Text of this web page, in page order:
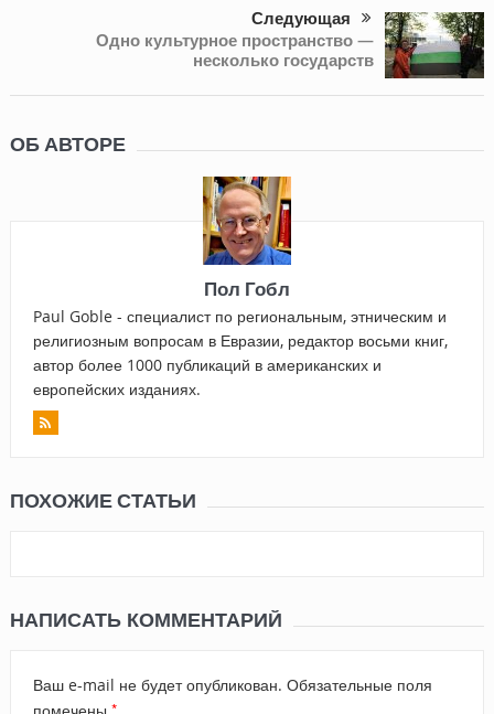
Следующая
Одно культурное пространство —
несколько государств
ОБ АВТОРЕ
Пол Гобл
Paul Goble - специалист по региональным, этническим и
религиозным вопросам в Евразии, редактор восьми книг,
автор более 1000 публикаций в американских и
европейских изданиях.
ПОХОЖИЕ СТАТЬИ
НАПИСАТЬ КОММЕНТАРИЙ
Ваш e-mail не будет опубликован. Обязательные поля
*